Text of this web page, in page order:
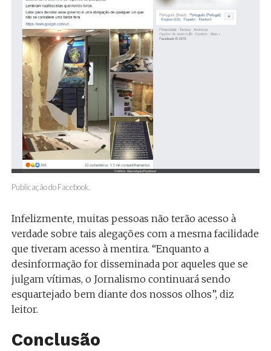
Publicação do Facebook.
Infelizmente, muitas pessoas não terão acesso à
verdade sobre tais alegações com a mesma facilidade
que tiveram acesso à mentira. “Enquanto a
desinformação for disseminada por aqueles que se
julgam vítimas, o Jornalismo continuará sendo
esquartejado bem diante dos nossos olhos”, diz
leitor.
Conclusão